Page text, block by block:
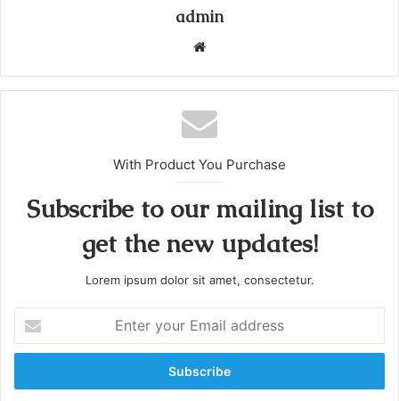
admin
te
With Product You Purchase
Subscribe to our mailing list to
get the new updates!
Lorem ipsum dolor sit amet, consectetur.
t
r